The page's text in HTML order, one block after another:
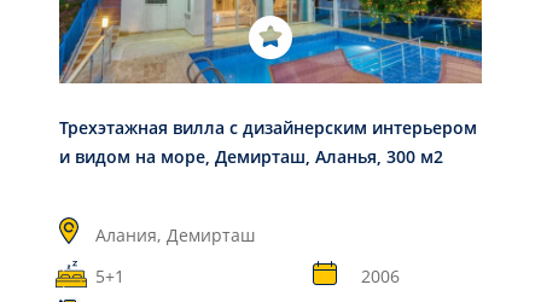
Трехэтажная вилла с дизайнерским интерьером
и видом на море, Демирташ, Аланья, 300 м2
Алания, Демирташ
5+1
2006